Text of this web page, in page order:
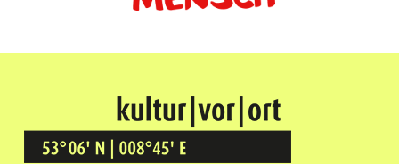
Kultur Vor Ort
BREMEN GRÖPELINGEN